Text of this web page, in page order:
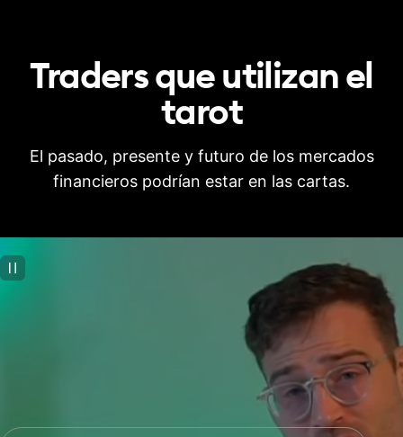
Traders que utilizan el
tarot
El pasado, presente y futuro de los mercados
financieros podrían estar en las cartas.